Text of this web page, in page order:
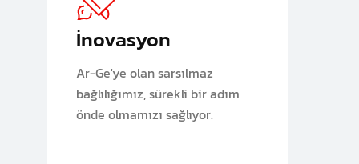
İnovasyon
Ar-Ge'ye olan sarsılmaz
bağlılığımız, sürekli bir adım
önde olmamızı sağlıyor.